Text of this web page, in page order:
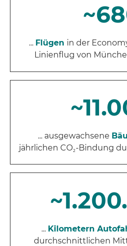
... Flügen in der
Linienflug von
... ausgewachsene
jährlichen CO₂-Bindung
... Kilometern
durchschnittlichen